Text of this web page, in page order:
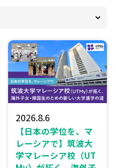
2026.8.6
【日本の学位を、マ
レーシアで】筑波大
学マレーシア校（UT